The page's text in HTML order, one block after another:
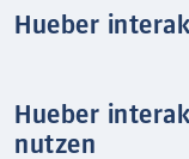
Hueber
Hueber
nutzen